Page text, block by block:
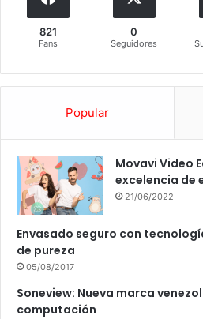
821
Fans
0
Seguidores
Popular
Movavi Video
excelencia de
21/06/2022
Envasado seguro con
de pureza
05/08/2017
Soneview: Nueva marca
computación